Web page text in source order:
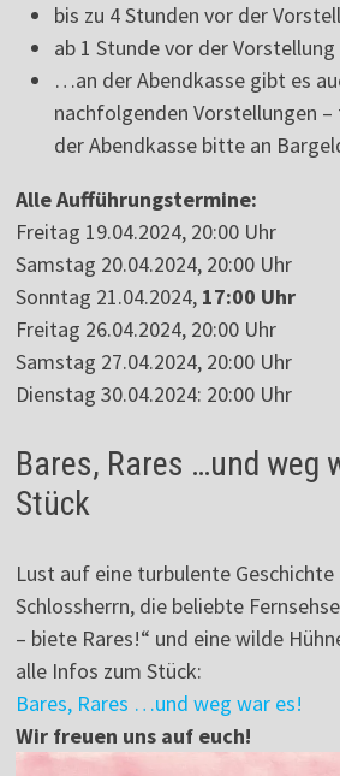
bis zu 4 Stunden vor der
ab 1 Stunde vor der
…an der Abendkasse gibt es
nachfolgenden Vorstellungen
der Abendkasse bitte an
Alle Aufführungstermine:
Freitag 19.04.2024, 20:00 Uhr
Samstag 20.04.2024, 20:00 Uhr
Sonntag 21.04.2024, 17:00 Uhr
Freitag 26.04.2024, 20:00 Uhr
Samstag 27.04.2024, 20:00 Uhr
Dienstag 30.04.2024: 20:00 Uhr
Bares, Rares …und weg
Stück
Lust auf eine turbulente
Schlossherrn, die beliebte
– biete Rares!“ und eine wilde
alle Infos zum Stück:
Bares, Rares …und weg war es!
Wir freuen uns auf euch!